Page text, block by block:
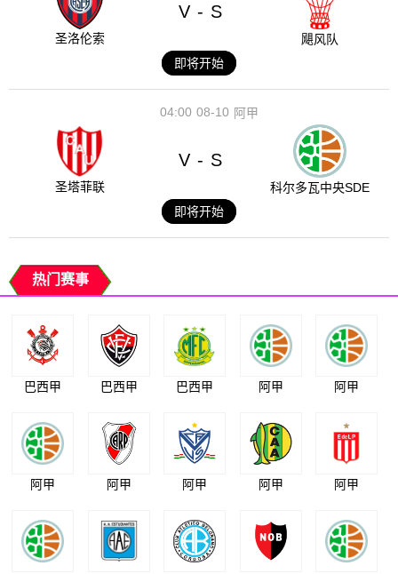
圣洛伦索
V - S
飓风队
即将开始
08-10
04:00 阿甲
圣塔菲联
V - S
科尔多瓦中央SDE
即将开始
热门赛事
巴西甲 巴西甲 巴西甲 阿甲 阿甲
阿甲 阿甲 阿甲 阿甲 阿甲